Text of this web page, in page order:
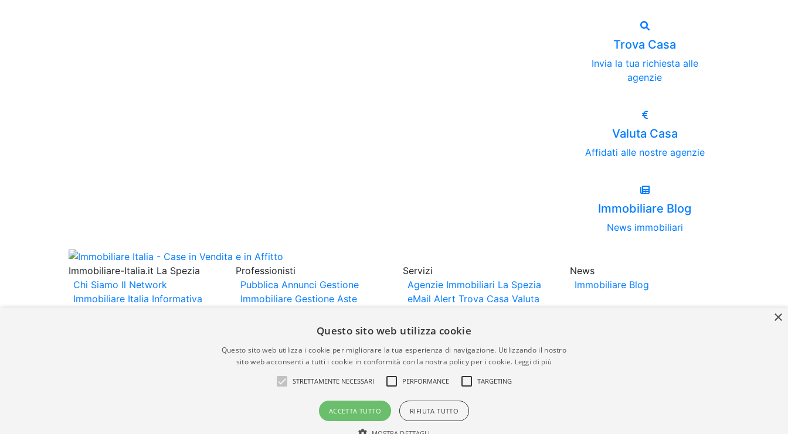
Trova Casa
Invia la tua richiesta alle
agenzie
Valuta Casa
Affidati alle nostre agenzie
Immobiliare Blog
News immobiliari
Immobiliare-Italia.it La Spezia
Chi Siamo Il Network
Immobiliare Italia Informativa
Professionisti
Pubblica Annunci Gestione
Immobiliare Gestione Aste
Importazione
Servizi
Agenzie Immobiliari La Spezia
eMail Alert Trova Casa Valuta
News
Immobiliare Blog
Gli annunci immobiliari presenti su immobiliare-italia.it vengono pubblicati da agenzie immobiliari e costruttori. La pubblicazione degli annunci
italia.it quindi non è responsabile della veridicità, della correttezza, della completezza, della normativa in materia di privacy e/o di alcun altro
×
Questo sito web utilizza cookie
Questo sito web utilizza i cookie per migliorare la tua esperienza di navigazione. Utilizzando il nostro
sito web acconsenti a tutti i cookie in conformità con la nostra policy per i cookie. Leggi di più
STRETTAMENTE NECESSARI PERFORMANCE TARGETING
ACCETTA TUTTO RIFIUTA TUTTO